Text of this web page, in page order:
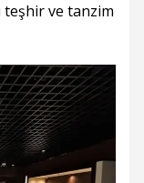
teşhir ve tanzim